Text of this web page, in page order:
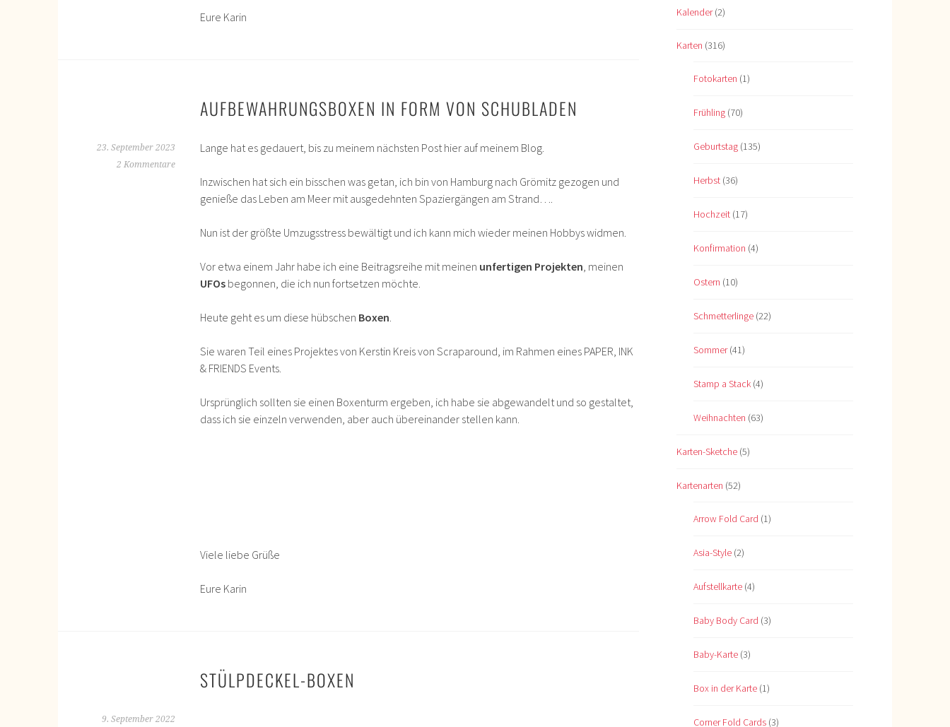
Eure Karin
AUFBEWAHRUNGSBOXEN IN FORM VON SCHUBLADEN
23. September 2023
2 Kommentare
Lange hat es gedauert, bis zu meinem nächsten Post hier auf meinem Blog.
Inzwischen hat sich ein bisschen was getan, ich bin von Hamburg nach Grömitz gezogen und
genieße das Leben am Meer mit ausgedehnten Spaziergängen am Strand….
Nun ist der größte Umzugsstress bewältigt und ich kann mich wieder meinen Hobbys widmen.
Vor etwa einem Jahr habe ich eine Beitragsreihe mit meinen unfertigen Projekten, meinen
UFOs begonnen, die ich nun fortsetzen möchte.
Heute geht es um diese hübschen Boxen.
Sie waren Teil eines Projektes von Kerstin Kreis von Scraparound, im Rahmen eines PAPER, INK
& FRIENDS Events.
Ursprünglich sollten sie einen Boxenturm ergeben, ich habe sie abgewandelt und so gestaltet,
dass ich sie einzeln verwenden, aber auch übereinander stellen kann.
Viele liebe Grüße
Eure Karin
STÜLPDECKEL-BOXEN
9. September 2022
Kalender(2)
Karten (316)
Fotokarten (1)
Frühling (70)
Geburtstag (135)
Herbst (36)
Hochzeit (17)
Konfirmation (4)
Ostern (10)
Schmetterlinge (22)
Sommer(41)
Stamp a Stack (4)
Weihnachten (63)
Karten-Sketche (5)
Kartenarten (52)
Arrow Fold Card (1)
Asia-Style (2)
Aufstellkarte (4)
Baby Body Card (3)
Baby-Karte (3)
Box in der Karte (1)
Corner Fold Cards (3)